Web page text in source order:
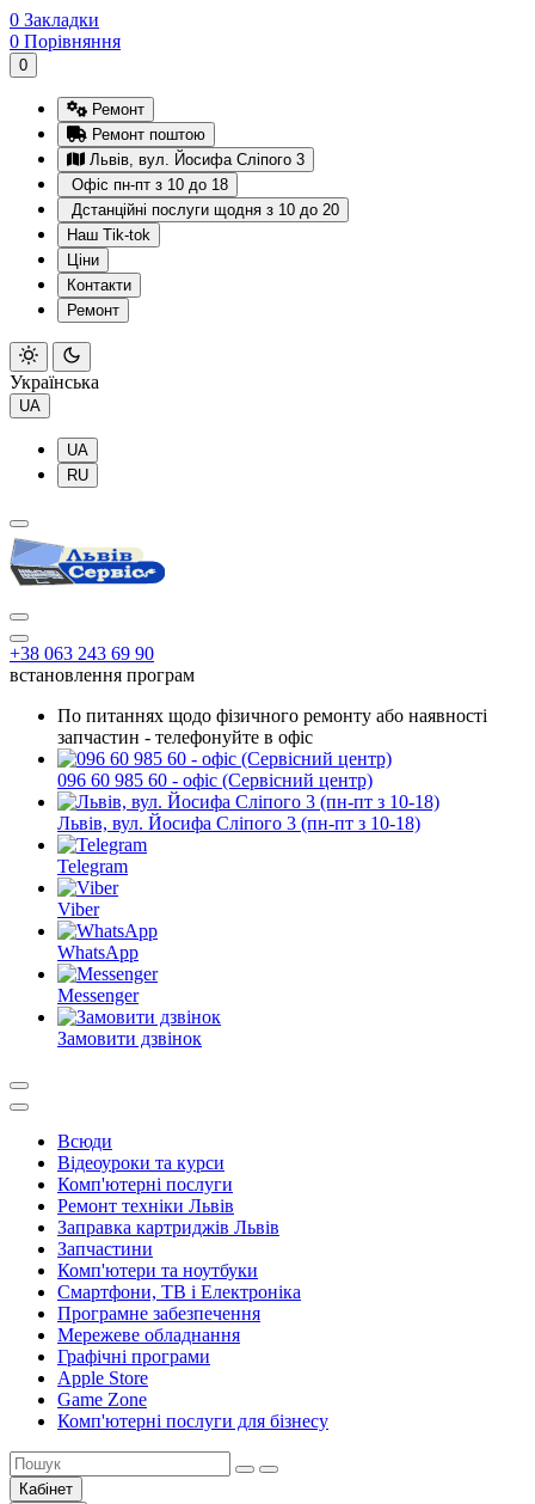
0 Закладки
0 Порівняння
0
Ремонт
Ремонт поштою
Львів, вул. Йосифа Сліпого 3
Офіс пн-пт з 10 до 18
Дстанційні послуги щодня з 10 до 20
Наш Tik-tok
Ціни
Контакти
Ремонт
Українська
UA
UA
RU
+38 063 243 69 90
встановлення програм
По питаннях щодо фізичного ремонту або наявності
запчастин - телефонуйте в офіс
096 60 985 60 - офіс (Сервісний центр)
Львів, вул. Йосифа Сліпого 3 (пн-пт з 10-18)
Telegram
Viber
WhatsApp
Messenger
Замовити дзвінок
Всюди
Відеоуроки та курси
Комп'ютерні послуги
Ремонт техніки Львів
Заправка картриджів Львів
Запчастини
Комп'ютери та ноутбуки
Смартфони, ТВ і Електроніка
Програмне забезпечення
Мережеве обладнання
Графічні програми
Apple Store
Game Zone
Комп'ютерні послуги для бізнесу
Кабінет